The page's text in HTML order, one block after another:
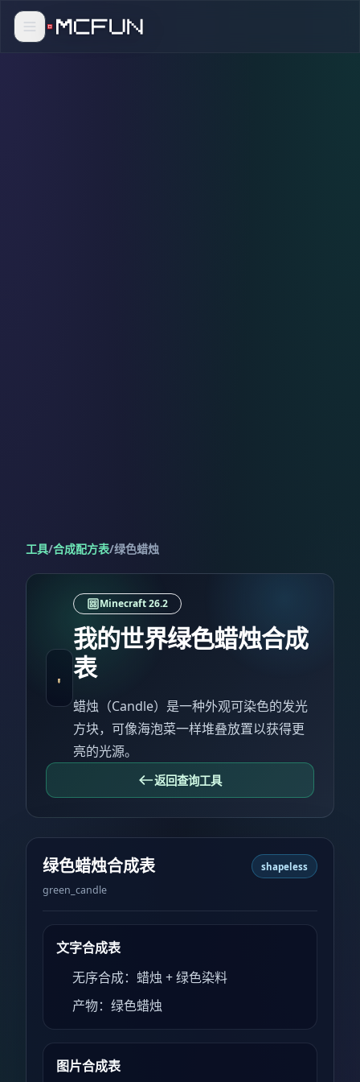
工具/合成配方表/绿色蜡烛
Minecraft 26.2
我的世界绿色蜡烛合成
表
蜡烛（Candle）是一种外观可染色的发光
方块，可像海泡菜一样堆叠放置以获得更
亮的光源。
返回查询工具
绿色蜡烛合成表
green_candle
shapeless
文字合成表
无序合成：蜡烛 + 绿色染料
产物：绿色蜡烛
图片合成表